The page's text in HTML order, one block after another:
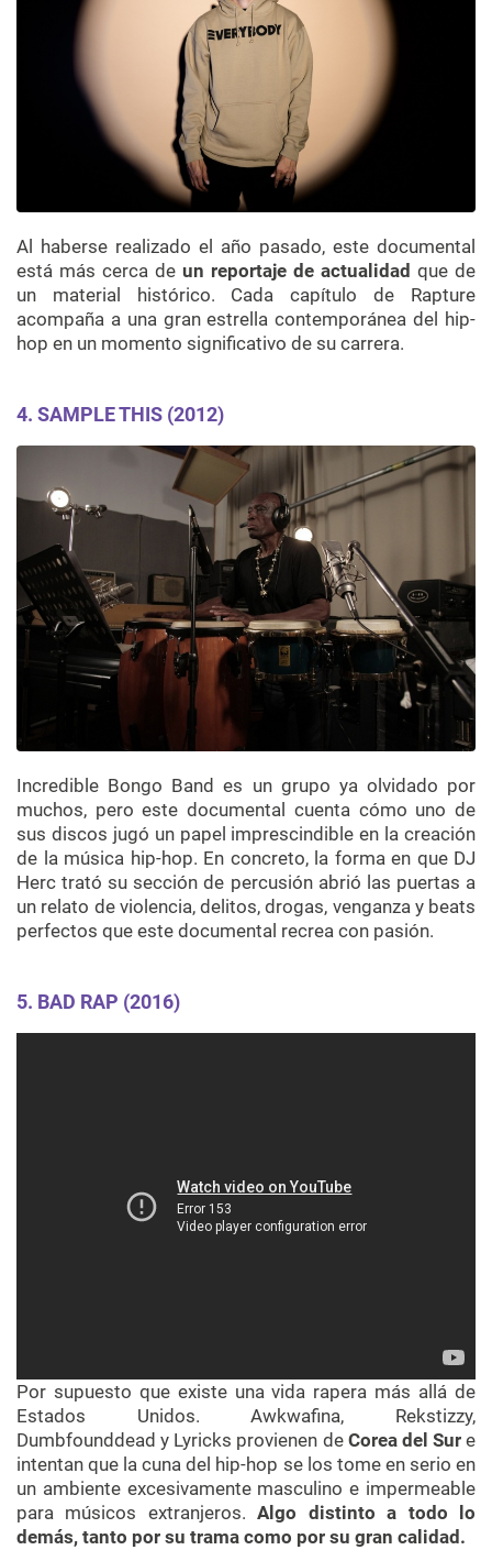
Al haberse realizado el año pasado, este documental
está más cerca de un reportaje de actualidad que de
un material histórico. Cada capítulo de Rapture
acompaña a una gran estrella contemporánea del hip-
hop en un momento significativo de su carrera.
4. SAMPLE THIS (2012)
Incredible Bongo Band es un grupo ya olvidado por
muchos, pero este documental cuenta cómo uno de
sus discos jugó un papel imprescindible en la creación
de la música hip-hop. En concreto, la forma en que DJ
Herc trató su sección de percusión abrió las puertas a
un relato de violencia, delitos, drogas, venganza y beats
perfectos que este documental recrea con pasión.
5. BAD RAP (2016)
Por supuesto que existe una vida rapera más allá de
Estados Unidos. Awkwafina, Rekstizzy,
Dumbfounddead y Lyricks provienen de Corea del Sure
intentan que la cuna del hip-hop se los tome en serio en
un ambiente excesivamente masculino e impermeable
para músicos extranjeros.Algo distinto a todo lo
demás, tanto por su trama como por su gran calidad.